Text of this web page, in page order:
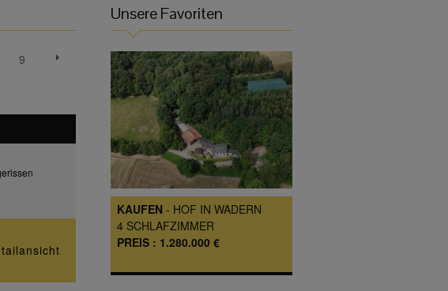
9
Unsere Favoriten
KAUFEN - HOF IN WADERN
4 SCHLAFZIMMER
PREIS : 1.280.000 €